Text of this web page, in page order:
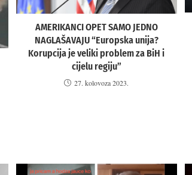
AMERIKANCI OPET SAMO JEDNO
NAGLAŠAVAJU “Europska unija?
Korupcija je veliki problem za BiH i
cijelu regiju”
27. kolovoza 2023.